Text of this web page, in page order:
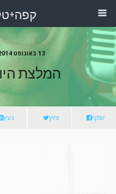
13 באוגוסט 2014 •
המלצת
שתף ציוץ נעץ